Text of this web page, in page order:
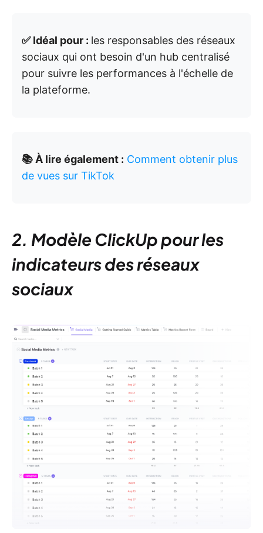
✅ Idéal pour : les responsables des réseaux
sociaux qui ont besoin d'un hub centralisé
pour suivre les performances à l'échelle de
la plateforme.
📚 À lire également : Comment obtenir plus
de vues sur TikTok
2. Modèle ClickUp pour les
indicateurs des réseaux
sociaux